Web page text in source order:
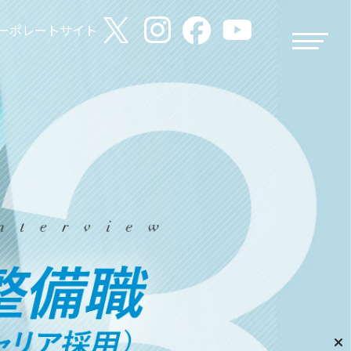
ポレートサイト